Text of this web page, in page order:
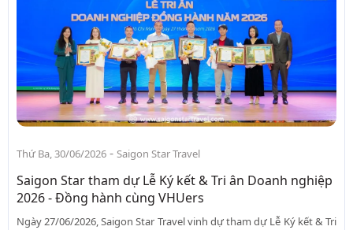
Thứ Ba, 30/06/2026 - Saigon Star Travel
Saigon Star tham dự Lễ Ký kết & Tri ân Doanh nghiệp
2026 - Đồng hành cùng VHUers
Ngày 27/06/2026, Saigon Star Travel vinh dự tham dự Lễ Ký kết & Tri